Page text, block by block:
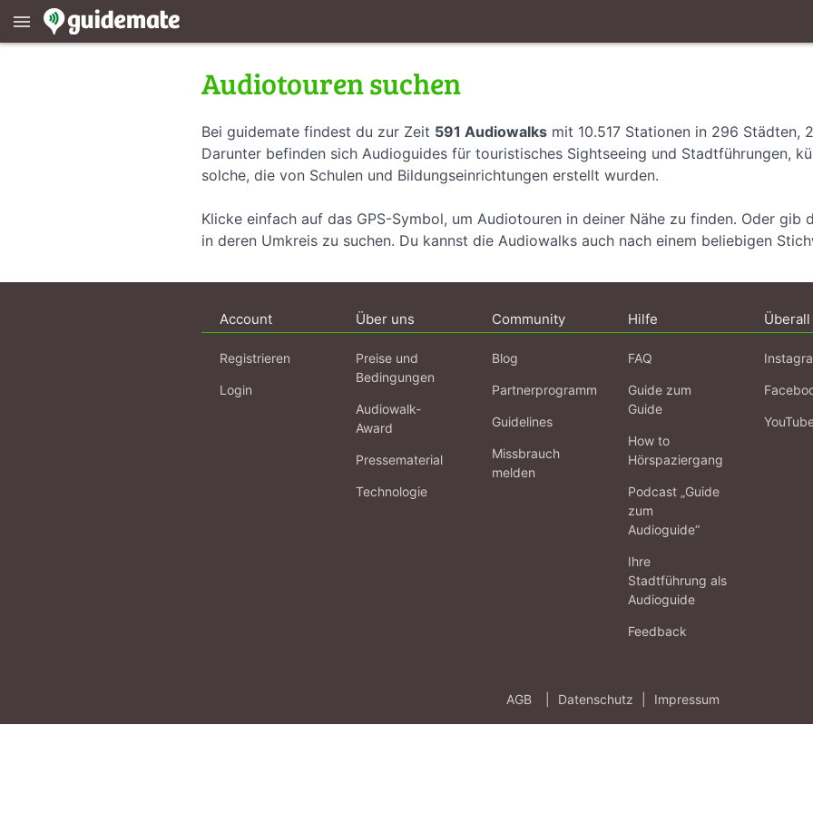
menu
Audiotouren suchen
Bei guidemate findest du zur Zeit 591 Audiowalks mit 10.517 Stationen in 296 Städten,
Darunter befinden sich Audioguides für touristisches Sightseeing und Stadtführungen,
solche, die von Schulen und Bildungseinrichtungen erstellt wurden.
Klicke einfach auf das GPS-Symbol, um Audiotouren in deiner Nähe zu finden. Oder gib
in deren Umkreis zu suchen. Du kannst die Audiowalks auch nach einem beliebigen
Account
Registrieren
Login
Über uns
Preise und
Bedingungen
Audiowalk-
Award
Pressematerial
Technologie
Community
Blog
Partnerprogramm
Guidelines
Missbrauch
melden
Hilfe
FAQ
Guide zum
Guide
How to
Hörspaziergang
Podcast „Guide
zum
Audioguide“
Ihre
Stadtführung als
Audioguide
Feedback
Überall
AGB Datenschutz Impressum